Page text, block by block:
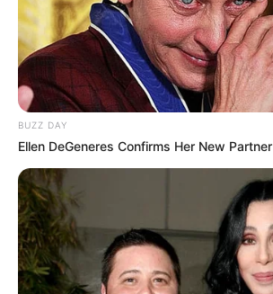
BUZZ DAY
Ellen DeGeneres Confirms Her New Partner